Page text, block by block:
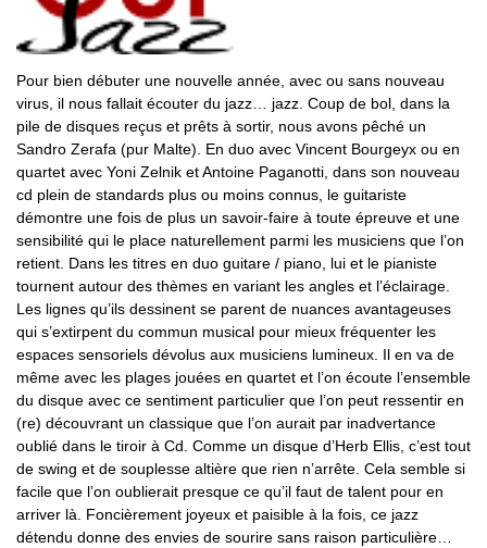
Pour bien débuter une nouvelle année, avec ou sans nouveau
virus, il nous fallait écouter du jazz… jazz. Coup de bol, dans la
pile de disques reçus et prêts à sortir, nous avons pêché un
Sandro Zerafa (pur Malte). En duo avec Vincent Bourgeyx ou en
quartet avec Yoni Zelnik et Antoine Paganotti, dans son nouveau
cd plein de standards plus ou moins connus, le guitariste
démontre une fois de plus un savoir-faire à toute épreuve et une
sensibilité qui le place naturellement parmi les musiciens que l’on
retient. Dans les titres en duo guitare / piano, lui et le pianiste
tournent autour des thèmes en variant les angles et l’éclairage.
Les lignes qu’ils dessinent se parent de nuances avantageuses
qui s’extirpent du commun musical pour mieux fréquenter les
espaces sensoriels dévolus aux musiciens lumineux. Il en va de
même avec les plages jouées en quartet et l’on écoute l’ensemble
du disque avec ce sentiment particulier que l’on peut ressentir en
(re) découvrant un classique que l’on aurait par inadvertance
oublié dans le tiroir à Cd. Comme un disque d’Herb Ellis, c’est tout
de swing et de souplesse altière que rien n’arrête. Cela semble si
facile que l’on oublierait presque ce qu’il faut de talent pour en
arriver là. Foncièrement joyeux et paisible à la fois, ce jazz
détendu donne des envies de sourire sans raison particulière…